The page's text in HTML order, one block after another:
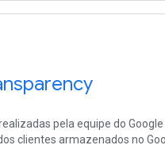
pela equipe do Google
clientes armazenados no